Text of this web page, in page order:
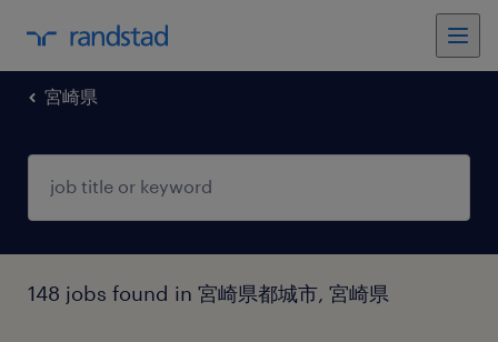
宮崎県
148 jobs found in 宮崎県都城市, 宮崎県